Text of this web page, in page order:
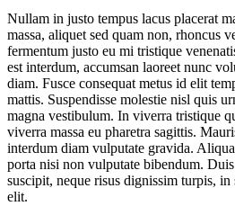
Nullam in justo tempus lacus placerat
massa, aliquet sed quam non, rhoncus
fermentum justo eu mi tristique
est interdum, accumsan laoreet nunc
diam. Fusce consequat metus id elit
mattis. Suspendisse molestie nisl quis
magna vestibulum. In viverra tristique
viverra massa eu pharetra sagittis.
interdum diam vulputate gravida.
porta nisi non vulputate bibendum. Duis
suscipit, neque risus dignissim turpis, in
elit.